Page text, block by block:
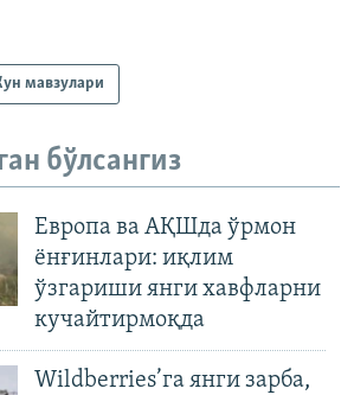
мавзулари
бўлсангиз
Европа ва АҚШда ўрмон
ёнғинлари: иқлим
ўзгариши янги хавфларни
кучайтирмоқда
Wildberries’га янги зарба,